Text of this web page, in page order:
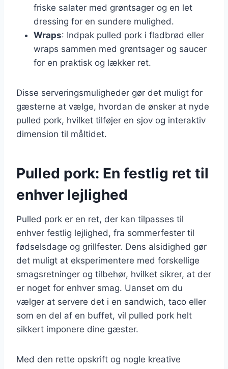
friske salater med grøntsager og en let
dressing for en sundere mulighed.
Wraps: Indpak pulled pork i fladbrød eller
wraps sammen med grøntsager og saucer
for en praktisk og lækker ret.
Disse serveringsmuligheder gør det muligt for
gæsterne at vælge, hvordan de ønsker at nyde
pulled pork, hvilket tilføjer en sjov og interaktiv
dimension til måltidet.
Pulled pork: En festlig ret til
enhver lejlighed
Pulled pork er en ret, der kan tilpasses til
enhver festlig lejlighed, fra sommerfester til
fødselsdage og grillfester. Dens alsidighed gør
det muligt at eksperimentere med forskellige
smagsretninger og tilbehør, hvilket sikrer, at der
er noget for enhver smag. Uanset om du
vælger at servere det i en sandwich, taco eller
som en del af en buffet, vil pulled pork helt
sikkert imponere dine gæster.
Med den rette opskrift og nogle kreative